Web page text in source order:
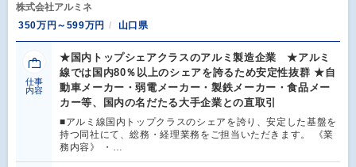
株式会社アルミネ
350万円～599万円
山口県
仕事
内容
★国内トップシェアクラスのアルミ製造企業 ★アルミ
線では国内80％以上のシェアを誇るため安定性抜群 ★自
動車メーカー・弱電メーカー・製鉄メーカー・食品メー
カー等、国内の名だたる大手企業との直取引
■アルミ線国内トップクラスのシェアを誇り、安定した基盤を
持つ同社にて、総務・経理業務をご担当いただきます。 《業
務内容》 ・…